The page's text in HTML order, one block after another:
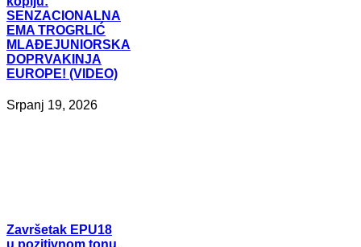
SENZACIONALNA
EMA TROGRLIĆ
MLAĐEJUNIORSKA
DOPRVAKINJA
EUROPE! (VIDEO)
Srpanj 19, 2026
Završetak EPU18